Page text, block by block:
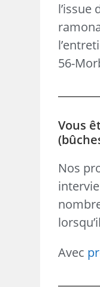
56-
Vous
Nos
Avec